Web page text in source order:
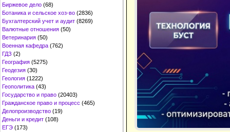
Биржевое дело (68)
Ботаника и сельское хоз-во (2836)
Бухгалтерский учет и аудит (8269)
Валютные отношения (50)
Ветеринария (50)
Военная кафедра (762)
ГДЗ (2)
География (5275)
Геодезия (30)
Геология (1222)
Геополитика (43)
Государство и право (20403)
Гражданское право и процесс (465)
Делопроизводство (19)
Деньги и кредит (108)
ЕГЭ (173)